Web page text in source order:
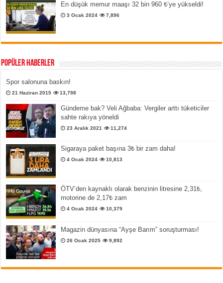
En düşük memur maaşı 32 bin 960 ₺’ye yükseldi!
3 Ocak 2024 7,896
Popüler Haberler
Spor salonuna baskın!
21 Haziran 2015 13,798
Gündeme bak? Veli Ağbaba: Vergiler arttı tüketiciler
sahte rakıya yöneldi
23 Aralık 2021 11,274
Sigaraya paket başına 3₺ bir zam daha!
4 Ocak 2024 10,813
ÖTV’den kaynaklı olarak benzinin litresine 2,31₺,
motorine de 2,17₺ zam
4 Ocak 2024 10,379
Magazin dünyasına “Ayşe Barım” soruşturması!
26 Ocak 2025 9,892